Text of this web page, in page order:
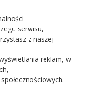
występuje w postaci
został wycofany
leczenia zakażeń
w przebiegu grypy.
jakościowych.
serwisu,
z naszej
reklam, w